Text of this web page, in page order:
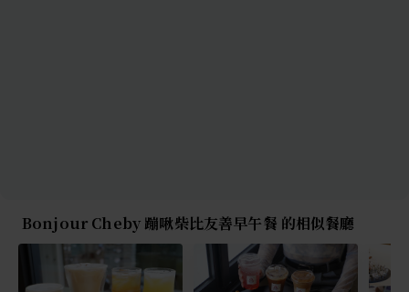
Bonjour Cheby 蹦啾柴比友善早午餐 的相似餐廳